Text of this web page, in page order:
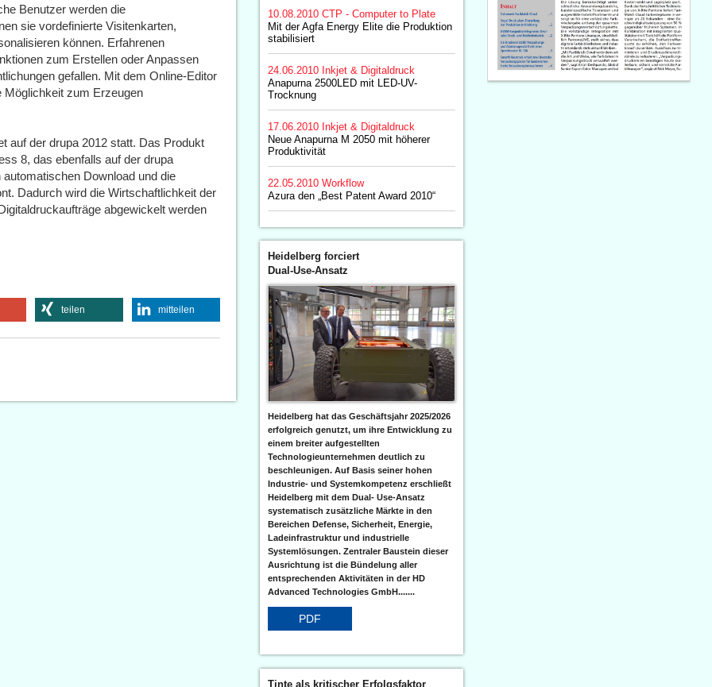
Benutzer werden die
sie vordefinierte Visitenkarten,
können. Erfahrenen
zum Erstellen oder Anpassen
gefallen. Mit dem Online-Editor
Möglichkeit zum Erzeugen
auf der drupa 2012 statt. Das Produkt
8, das ebenfalls auf der drupa
Download und die
Dadurch wird die Wirtschaftlichkeit der
abgewickelt werden
teilen mitteilen
10.08.2010 CTP - Computer to Plate
Mit der Agfa Energy Elite die Produktion
stabilisiert
24.06.2010 Inkjet & Digitaldruck
Anapurna 2500LED mit LED-UV-
Trocknung
17.06.2010 Inkjet & Digitaldruck
Neue Anapurna M 2050 mit höherer
Produktivität
22.05.2010 Workflow
Azura den „Best Patent Award 2010“
Heidelberg forciert
Dual-Use-Ansatz
Heidelberg hat das Geschäftsjahr 2025/2026
erfolgreich genutzt, um ihre Entwicklung zu
einem breiter aufgestellten
Technologieunternehmen deutlich zu
beschleunigen. Auf Basis seiner hohen
Industrie- und Systemkompetenz erschließt
Heidelberg mit dem Dual- Use-Ansatz
systematisch zusätzliche Märkte in den
Bereichen Defense, Sicherheit, Energie,
Ladeinfrastruktur und industrielle
Systemlösungen. Zentraler Baustein dieser
Ausrichtung ist die Bündelung aller
entsprechenden Aktivitäten in der HD
Advanced Technologies GmbH.......
PDF
Tinte als kritischer Erfolgsfaktor